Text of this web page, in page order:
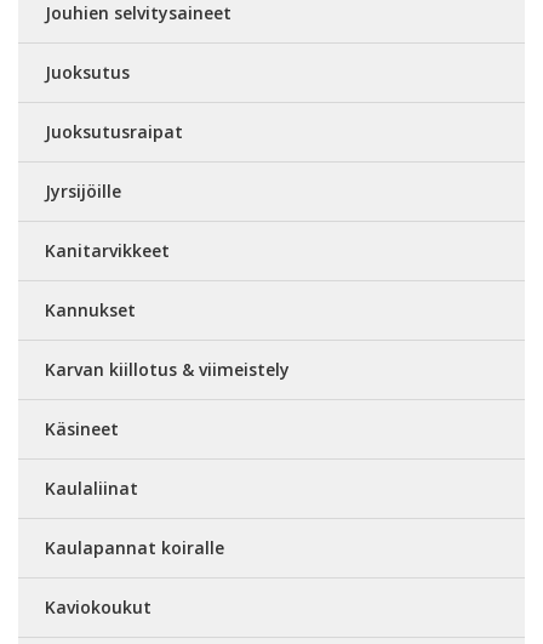
Jouhien selvitysaineet
Juoksutus
Juoksutusraipat
Jyrsijöille
Kanitarvikkeet
Kannukset
Karvan kiillotus & viimeistely
Käsineet
Kaulaliinat
Kaulapannat koiralle
Kaviokoukut